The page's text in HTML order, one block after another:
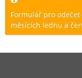
Formulář pro
měsících lednu a